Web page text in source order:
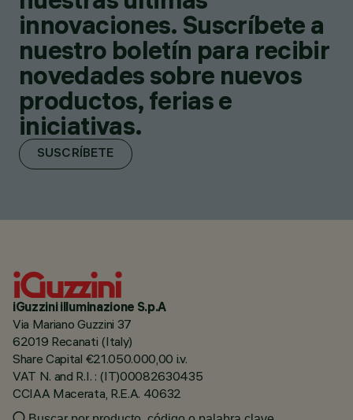
innovaciones. Suscríbete a
nuestro boletín para recibir
novedades sobre nuevos
productos, ferias e
iniciativas.
SUSCRÍBETE
iGuzzini illuminazione S.p.A
Via Mariano Guzzini 37
62019 Recanati (Italy)
Share Capital €21.050.000,00 i.v.
VAT N. and R.I. : (IT)00082630435
CCIAA Macerata, R.E.A. 40632